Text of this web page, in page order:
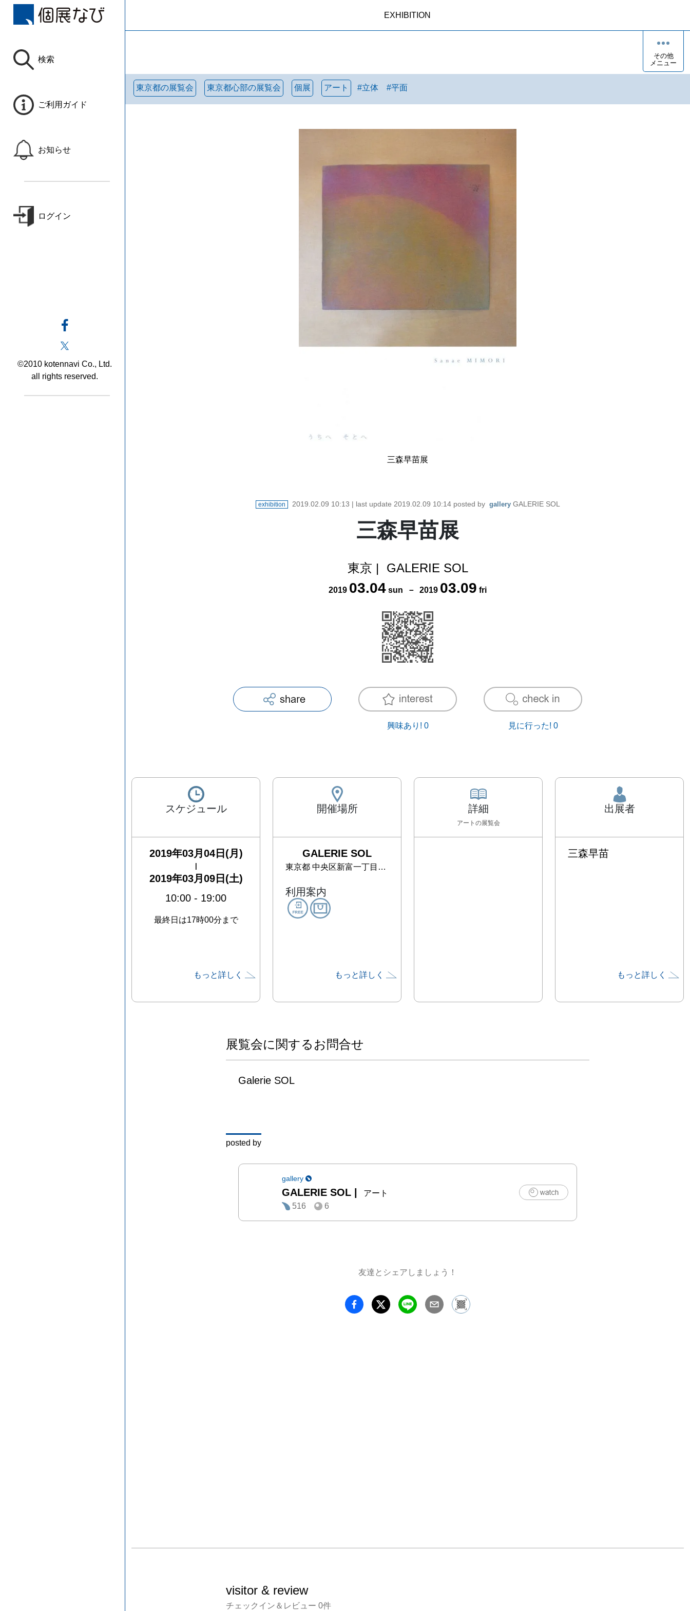
検索
ご利用ガイド
お知らせ
ログイン
©2010 kotennavi Co., Ltd.
all rights reserved.
EXHIBITION
その他
メニュー
東京都の展覧会 東京都心部の展覧会 個展 アート #立体 #平面
三森早苗展
exhibition 2019.02.09 10:13 | last update 2019.02.09 10:14posted by gallery GALERIE SOL
三森早苗展
東京 | GALERIE SOL
2019 03.04 sun － 2019 03.09 fri
興味あり! 0 見に行った! 0
スケジュール
2019年03月04日(月)
2019年03月09日(土)
10:00 - 19:00
最終日は17時00分まで
もっと詳しく
開催場所
GALERIE SOL
東京都 中央区新富一丁目3-11 銀座BLD. No.1 3階
利用案内
もっと詳しく
詳細
アート の展覧会
出展者
三森早苗
もっと詳しく
展覧会に関するお問合せ
Galerie SOL
posted by
gallery
GALERIE SOL |
アート
516
6
友達とシェアしましょう！
visitor & review
チェックイン＆レビュー 0件